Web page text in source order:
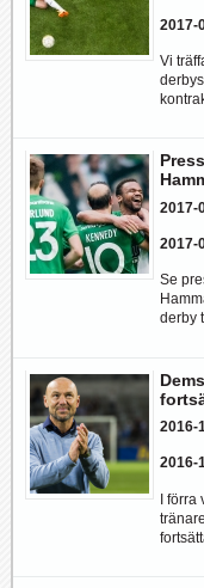
2017-
Vi
2017-
2017-
Se
derby
2016-
2016-
I förra